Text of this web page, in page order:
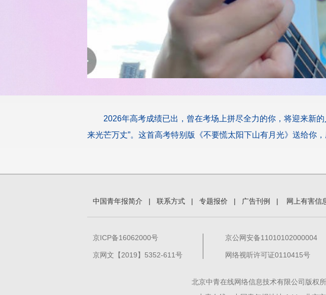
2026年高考成绩已出，曾在考场上拼尽全力的你，将迎来新
来光芒万丈”。这首高考特别版《不要慌太阳下山有月光》送给你
中国青年报简介 | 联系方式 | 专题报价 | 广告刊例 | 网上有害信
京ICP备16062000号
京网文【2019】5352-611号
京公网安备11010102000004
网络视听许可证0110415号
北京中青在线网络信息技术有限公司版权